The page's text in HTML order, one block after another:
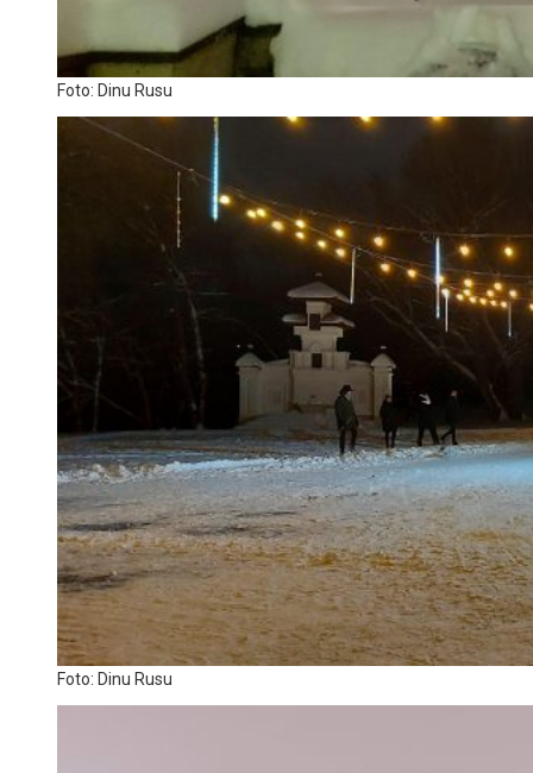
Foto: Dinu Rusu
Foto: Dinu Rusu